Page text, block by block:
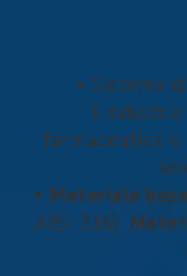
• Sistema
farmaceutica
• Materiale
AISI 316).